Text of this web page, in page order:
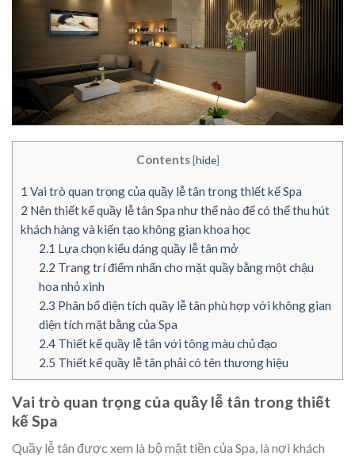
Contents [hide]
1 Vai trò quan trọng của quầy lễ tân trong thiết kế Spa
2 Nên thiết kế quầy lễ tân Spa như thế nào để có thể thu hút
khách hàng và kiến tạo không gian khoa học
2.1 Lựa chọn kiểu dáng quầy lễ tân mở
2.2 Trang trí điểm nhấn cho mặt quầy bằng một chậu
hoa nhỏ xinh
2.3 Phân bổ diện tích quầy lễ tân phù hợp với không gian
diện tích mặt bằng của Spa
2.4Thiết kế quầy lễ tân với tông màu chủ đạo
2.5 Thiết kế quầy lễ tân phải có tên thương hiệu
Vai trò quan trọng của quầy lễ tân trong thiết
kế Spa
Quầy lễ tân được xem là bộ mặt tiền của Spa, là nơi khách